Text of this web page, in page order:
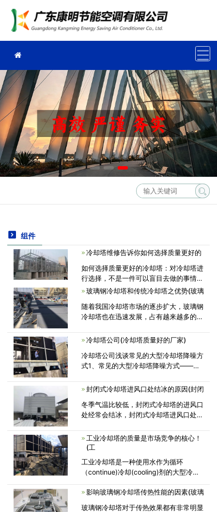
组件
冷却塔维修告诉你如何选择质量更好的
如何选择质量更好的冷却塔：对冷却塔进
行选择，不是一件可以盲目去做的事情，
需要我们关注内在的这些技术，因为不同
在的功能还有使用的效果才会存在着差异
<
玻璃钢冷却塔和传统冷却塔之优势(玻璃
随着我国冷却塔市场的逐步扩大，玻璃钢
冷却塔也在迅速发展，占有越来越多的市
说，玻璃钢冷却塔的发展速度太惊人了，
冷<
冷却塔公司(冷却塔质量好的厂家)
冷却塔公司浅谈常见的大型冷却塔降噪方
式1、常见的大型冷却塔降噪方式——选
冷却塔排气扇进排气口噪音，可在冷却塔
封闭式冷却塔进风口处结冰的原因(封闭
冬季气温比较低，封闭式冷却塔的进风口
处经常会结冰，封闭式冷却塔进风口处结
格数较多，加上有些是不运转的，那么运
转的塔格排出的水汽飘落到停止运转的塔
工业冷却塔的质量是市场竞争的核心！
(工
工业冷却塔是一种使用水作为循环
（continue)冷却(cooling)剂的大型冷却
大量的热量(Heat)通过冷水将热量吸收,
然后在通过水蒸腾的作用;将热气散发<
影响玻璃钢冷却塔传热性能的因素(玻璃
玻璃钢冷却塔对于传热效果都有非常明显